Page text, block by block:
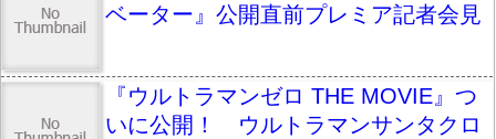
ベーター』公開直前プレミア記者会見
『ウルトラマンゼロ THE MOVIE』つ
いに公開！ ウルトラマンサンタクロ